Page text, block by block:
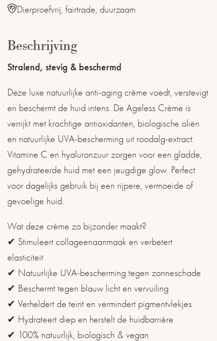
Dierproefvrij, fairtrade, duurzaam
Beschrijving
Stralend, stevig & beschermd
Deze luxe natuurlijke anti-aging crème voedt, verstevigt
en beschermt de huid intens. De Ageless Crème is
verrijkt met krachtige antioxidanten, biologische oliën
en natuurlijke UVA-bescherming uit roodalg-extract.
Vitamine C en hyaluronzuur zorgen voor een gladde,
gehydrateerde huid met een jeugdige glow. Perfect
voor dagelijks gebruik bij een rijpere, vermoeide of
gevoelige huid.
Wat deze crème zo bijzonder maakt?
✔ Stimuleert collageenaanmaak en verbetert
elasticiteit
✔ Natuurlijke UVA-bescherming tegen zonneschade
✔ Beschermt tegen blauw licht en vervuiling
✔ Verheldert de teint en vermindert pigmentvlekjes
✔ Hydrateert diep en herstelt de huidbarrière
✔ 100% natuurlijk, biologisch & vegan